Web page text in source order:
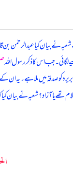
نے بیان کیا عبدالرحمٰن
جب اس کا ذکر رسول اللہ
کو صدقہ میں ملا ہے۔ یہ ان
تھے یا آزاد؟ شعبہ نے بیان